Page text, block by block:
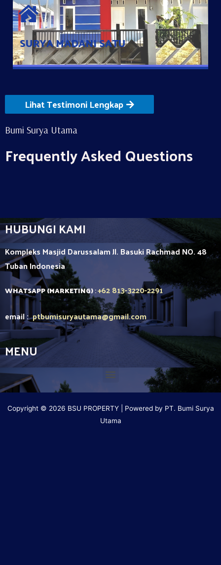
SURYA MADANI SATU
Satu-satunya Hunian nyaman dengan harga subsidi hanya 100
jutaan dengan lokasi strategis di Tuban
Lihat Testimoni Lengkap
Bumi Surya Utama
Frequently Asked Questions
HUBUNGI KAMI
Kompleks Masjid Darussalam Jl. Basuki Rachmad NO. 48
TubanIndonesia
WHATSAPP (MARKETING):+62 813-3220-2291
email :ptbumisuryautama@gmail.com
MENU
Copyright © 2026 BSU PROPERTY | Powered by PT. Bumi Surya
Utama